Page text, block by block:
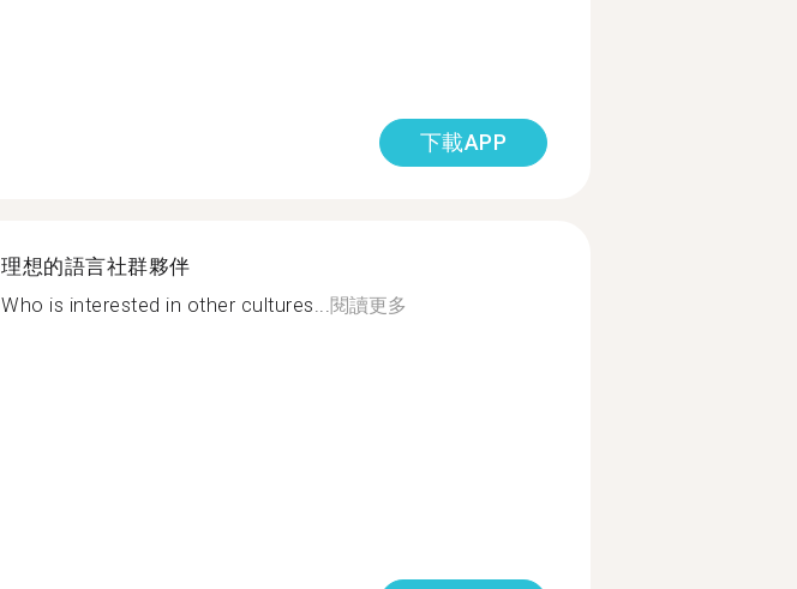
下載APP
理想的語言社群夥伴
Who is interested in other cultures...閱讀更多